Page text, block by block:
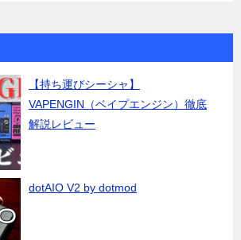
【持ち運びシーシャ】
VAPENGIN（ベイプエンジン）徹底
解説レビュー
dotAIO V2 by dotmod